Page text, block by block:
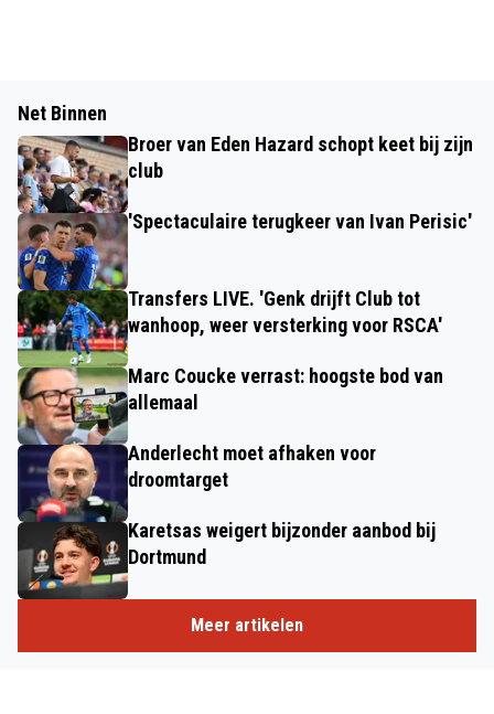
Net Binnen
Broer van Eden Hazard schopt keet bij zijn
club
'Spectaculaire terugkeer van Ivan Perisic'
Transfers LIVE. 'Genk drijft Club tot
wanhoop, weer versterking voor RSCA'
Marc Coucke verrast: hoogste bod van
allemaal
Anderlecht moet afhaken voor
droomtarget
Karetsas weigert bijzonder aanbod bij
Dortmund
Meer artikelen